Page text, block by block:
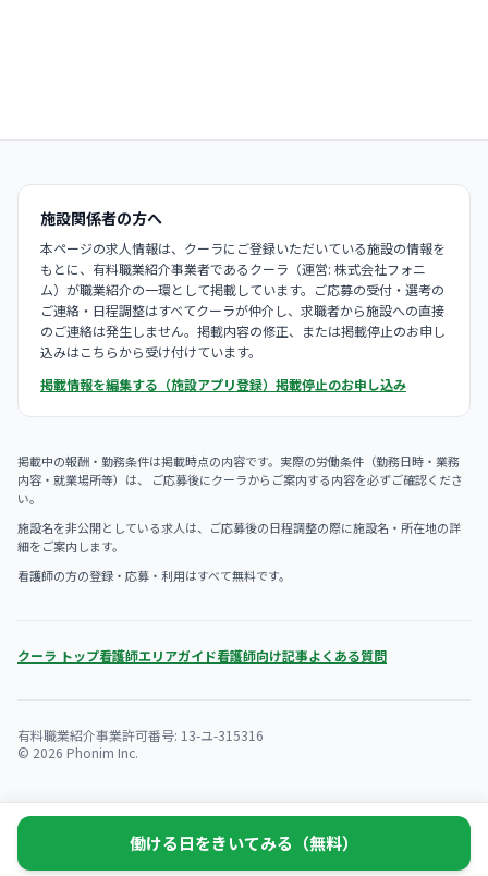
施設関係者の方へ
本ページの求人情報は、クーラにご登録いただいている施設の情報を
もとに、有料職業紹介事業者であるクーラ（運営: 株式会社フォニ
ム）が職業紹介の一環として掲載しています。ご応募の受付・選考の
ご連絡・日程調整はすべてクーラが仲介し、求職者から施設への直接
のご連絡は発生しません。掲載内容の修正、または掲載停止のお申し
込みはこちらから受け付けています。
掲載情報を編集する（施設アプリ登録） 掲載停止のお申し込み
掲載中の報酬・勤務条件は掲載時点の内容です。実際の労働条件（勤務日時・業務
内容・就業場所等）は、 ご応募後にクーラからご案内する内容を必ずご確認くださ
い。
施設名を非公開としている求人は、ご応募後の日程調整の際に施設名・所在地の詳
細をご案内します。
看護師の方の登録・応募・利用はすべて無料です。
クーラ トップ看護師エリアガイド看護師向け記事よくある質問
有料職業紹介事業許可番号: 13-ユ-315316
© 2026 Phonim Inc.
働ける日をきいてみる（無料）